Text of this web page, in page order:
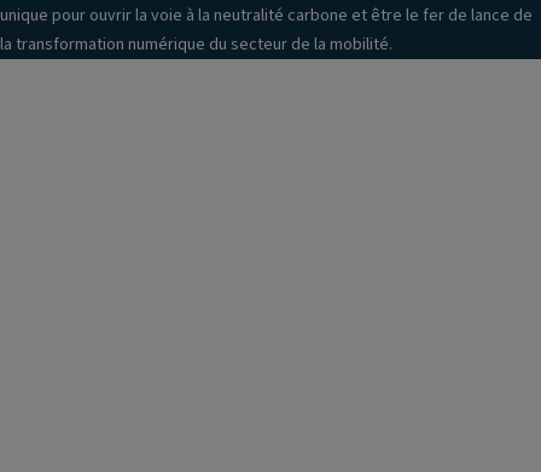
unique pour ouvrir la voie à la neutralité carbone et être le fer de lance de
la transformation numérique du secteur de la mobilité.